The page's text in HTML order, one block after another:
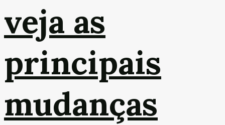
veja as
principais
mudanças